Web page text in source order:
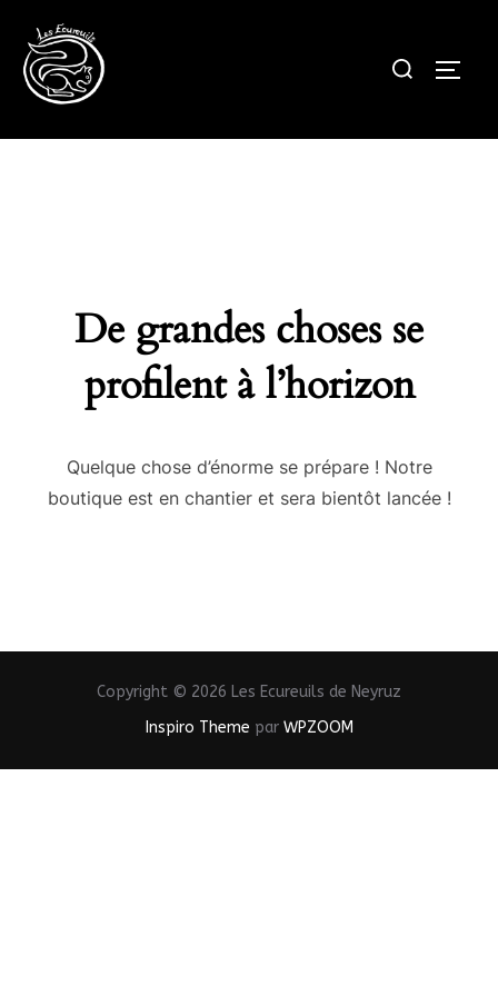
contenu
Rechercher :
De grandes choses se
profilent à l’horizon
Quelque chose d’énorme se prépare ! Notre
boutique est en chantier et sera bientôt lancée !
Copyright © 2026 Les Ecureuils de Neyruz
Inspiro Theme par WPZOOM